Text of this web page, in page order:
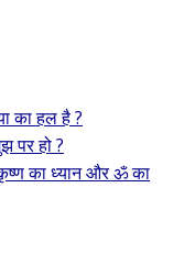
का हल है ?
पर हो ?
का ध्यान और ॐ का